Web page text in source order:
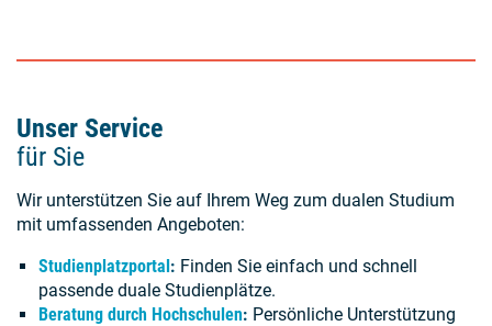
Unser Service
für Sie
Wir unterstützen Sie auf Ihrem Weg zum dualen Studium
mit umfassenden Angeboten:
Studienplatzportal: Finden Sie einfach und schnell
passende duale Studienplätze.
Beratung durch Hochschulen: Persönliche Unterstützung